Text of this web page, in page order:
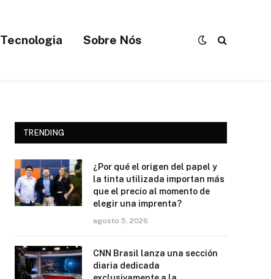
Tecnologia Sobre Nós
TRENDING
¿Por qué el origen del papel y
la tinta utilizada importan más
que el precio al momento de
elegir una imprenta?
agosto 5, 2026
CNN Brasil lanza una sección
diaria dedicada